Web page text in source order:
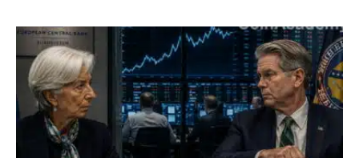
Yen : Washington a vendu des euros sans prévenir la